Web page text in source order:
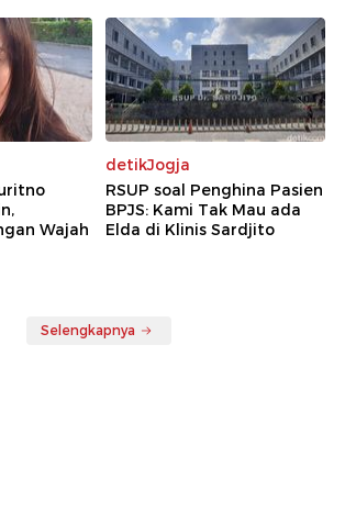
Wajah
detikJogja
RSUP soal Penghina Pasien
BPJS: Kami Tak Mau ada
Elda di Klinis Sardjito
Selengkapnya